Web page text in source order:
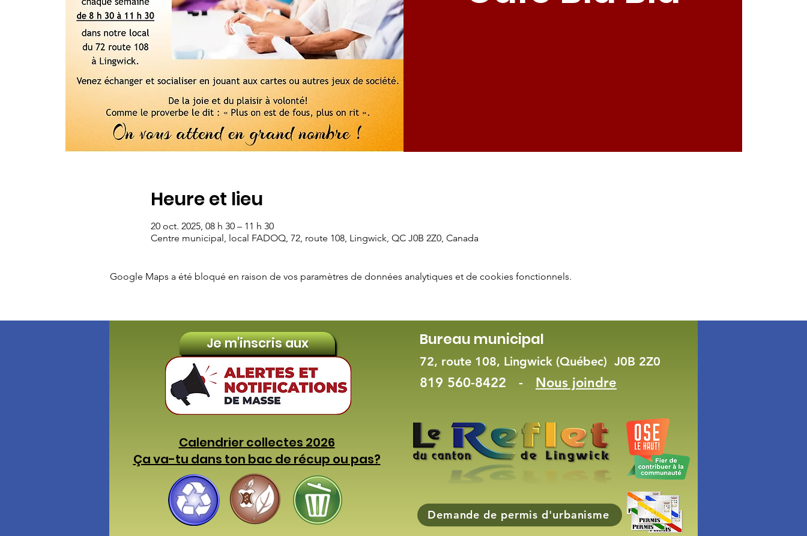
Heure et lieu
20 oct. 2025, 08 h 30 – 11 h 30
Centre municipal, local FADOQ, 72, route 108, Lingwick, QC J0B 2Z0, Canada
Google Maps a été bloqué en raison de vos paramètres de données analytiques et de cookies fonctionnels.
Je m'inscris aux
Calendrier collectes 2026
Ça va-tu dans ton bac de récup ou pas?
Bureau municipal
72, route 108, Lingwick (Québec) J0B 2Z0
819 560-8422 - Nous joindre
Demande de permis d'urbanisme